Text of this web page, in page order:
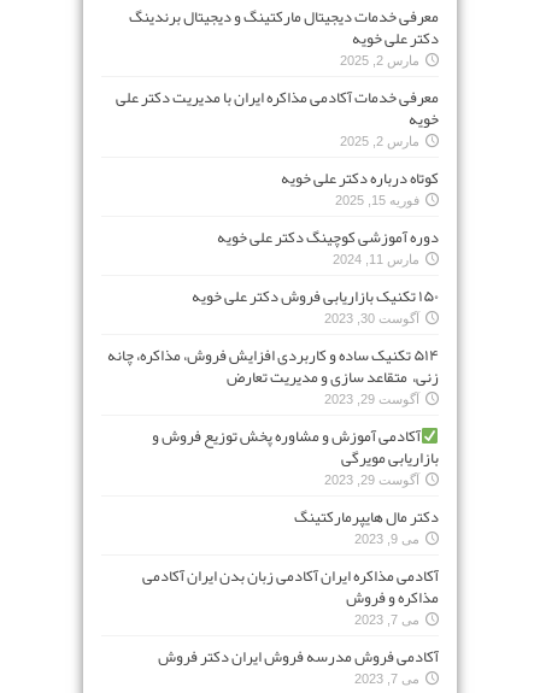
معرفی خدمات دیجیتال مارکتینگ و دیجیتال برندینگ
دکتر علی خویه
مارس 2, 2025
معرفی خدمات آکادمی مذاکره ایران با مدیریت دکتر علی
خویه
مارس 2, 2025
کوتاه درباره دکتر علی خویه
فوریه 15, 2025
دوره آموزشی کوچینگ دکتر علی خویه
مارس 11, 2024
۱۵۰ تکنیک بازاریابی فروش دکتر علی خویه
آگوست 30, 2023
۵۱۴ تکنیک ساده و کاربردی افزایش فروش، مذاکره، چانه
زنی، متقاعد سازی و مدیریت تعارض
آگوست 29, 2023
آکادمی آموزش و مشاوره پخش توزیع فروش و
بازاریابی مویرگی
آگوست 29, 2023
دکتر مال هایپرمارکتینگ
می 9, 2023
آکادمی مذاکره ایران آکادمی زبان بدن ایران آکادمی
مذاکره و فروش
می 7, 2023
آکادمی فروش مدرسه فروش ایران دکتر فروش
می 7, 2023